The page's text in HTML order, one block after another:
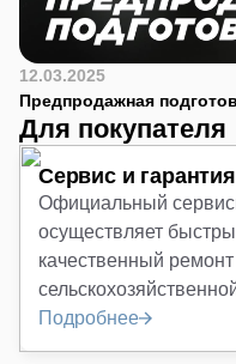
12.03.2025
Предпродажная
Для покупателя
Сервис и гарантия
Официальный
осуществляет
качественный ремонт
Подробнее